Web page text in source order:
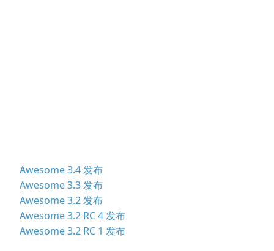
Awesome 3.4 发布
Awesome 3.3 发布
Awesome 3.2 发布
Awesome 3.2 RC 4 发布
Awesome 3.2 RC 1 发布